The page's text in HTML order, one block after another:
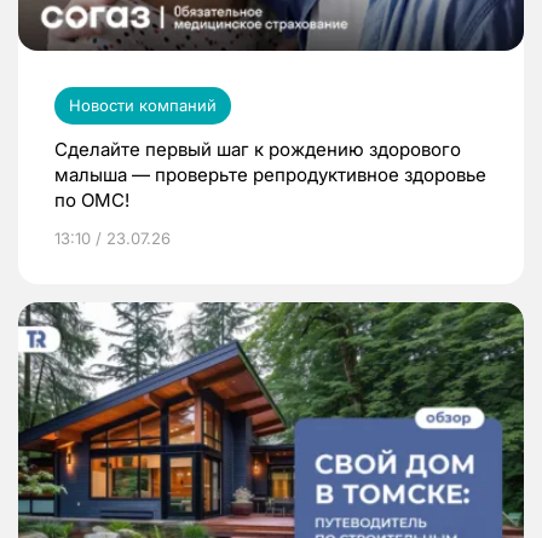
Новости компаний
Сделайте первый шаг к рождению здорового
малыша — проверьте репродуктивное здоровье
по ОМС!
13:10 / 23.07.26